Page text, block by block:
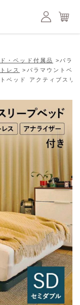
・ベッド付属品 > パラ
レス > パラマウントベ
ベッド アクティブスリ